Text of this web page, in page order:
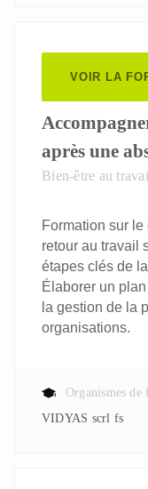
VOIR LA
après une
Bien-être au
Formation sur
retour au travail
étapes clés de
Élaborer un
la gestion de la
organisations.
Organismes de
VIDYAS scrl fs